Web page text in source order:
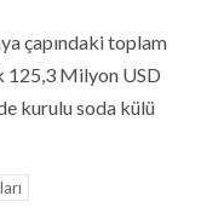
çapındaki toplam
125,3 Milyon USD
kurulu soda külü